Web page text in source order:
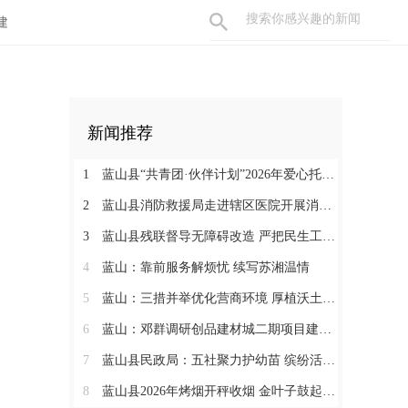
新闻推荐
1 蓝山县“共青团·伙伴计划”2026年爱心托管班圆满结束
2 蓝山县消防救援局走进辖区医院开展消防知识培训及灭火演练
3 蓝山县残联督导无障碍改造 严把民生工程质量
4 蓝山：靠前服务解烦忧 续写苏湘温情
5 蓝山：三措并举优化营商环境 厚植沃土汇聚发展动能
6 蓝山：邓群调研创品建材城二期项目建设情况
7 蓝山县民政局：五社聚力护幼苗 缤纷活动暖暑期
8 蓝山县2026年烤烟开秤收烟 金叶子鼓起烟农钱袋子